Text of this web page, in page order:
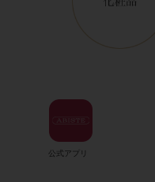
公式アプリ